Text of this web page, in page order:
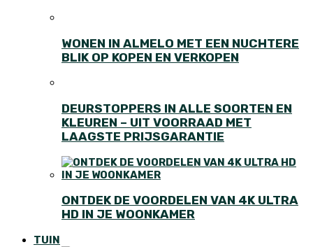
WONEN IN ALMELO MET EEN NUCHTERE
BLIK OP KOPEN EN VERKOPEN
DEURSTOPPERS IN ALLE SOORTEN EN
KLEUREN – UIT VOORRAAD MET
LAAGSTE PRIJSGARANTIE
ONTDEK DE VOORDELEN VAN 4K ULTRA
HD IN JE WOONKAMER
TUIN